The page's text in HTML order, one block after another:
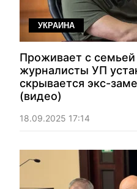
УКРАИНА
Проживает с
журналисты УП
скрывается экс-
(видео)
18.09.2025 17:14